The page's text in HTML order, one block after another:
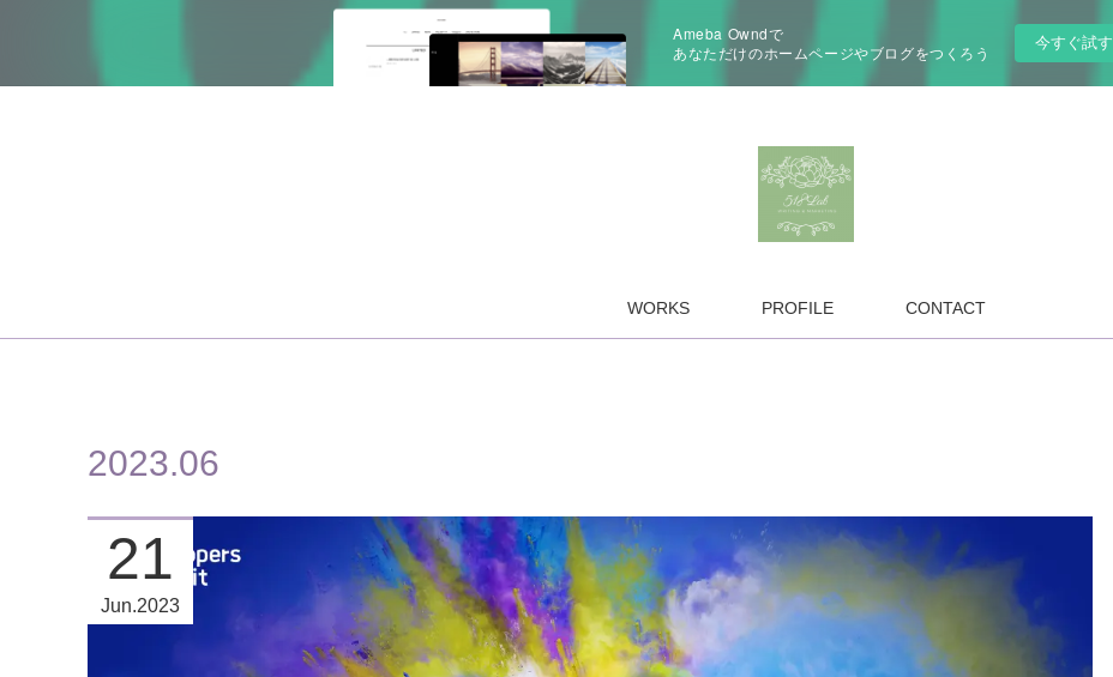
Ameba Owndで
あなただけのホームページやブログをつくろう
今すぐ試す
WORKS PROFILE CONTACT
2023.06
21
Jun 2023